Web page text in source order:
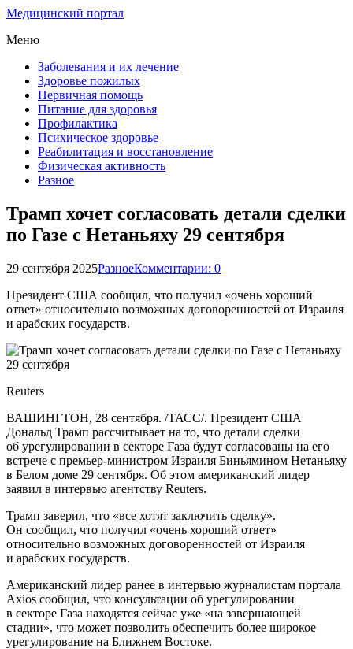
Медицинский портал
Меню
Заболевания и их лечение
Здоровье пожилых
Первичная помощь
Питание для здоровья
Профилактика
Психическое здоровье
Реабилитация и восстановление
Физическая активность
Разное
Трамп хочет согласовать детали сделки
по Газе с Нетаньяху 29 сентября
29 сентября 2025РазноеКомментарии: 0
Президент США сообщил, что получил «очень хороший
ответ» относительно возможных договоренностей от Израиля
и арабских государств.
Reuters
ВАШИНГТОН, 28 сентября. /ТАСС/. Президент США
Дональд Трамп рассчитывает на то, что детали сделки
об урегулировании в секторе Газа будут согласованы на его
встрече с премьер-министром Израиля Биньямином Нетаньяху
в Белом доме 29 сентября. Об этом американский лидер
заявил в интервью агентству Reuters.
Трамп заверил, что «все хотят заключить сделку».
Он сообщил, что получил «очень хороший ответ»
относительно возможных договоренностей от Израиля
и арабских государств.
Американский лидер ранее в интервью журналистам портала
Axios сообщил, что консультации об урегулировании
в секторе Газа находятся сейчас уже «на завершающей
стадии», что может позволить обеспечить более широкое
урегулирование на Ближнем Востоке.